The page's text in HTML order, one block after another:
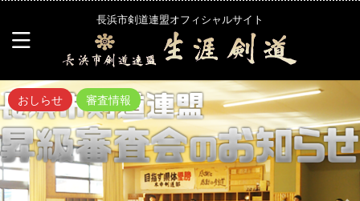
長浜市剣道連盟オフィシャルサイト
おしらせ 審査情報